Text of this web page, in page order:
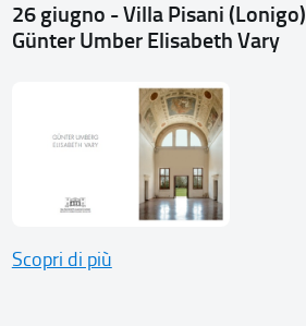
26 giugno - Villa Pisani
Günter Umber Elisabeth Vary
Scopri di più